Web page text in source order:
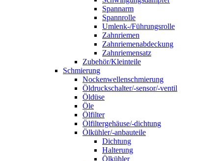
Spannarm
Spannrolle
Umlenk-/Führungsrolle
Zahnriemen
Zahnriemenabdeckung
Zahnriemensatz
Zubehör/Kleinteile
Schmierung
Nockenwellenschmierung
Öldruckschalter/-sensor/-ventil
Öldüse
Öle
Ölfilter
Ölfiltergehäuse/-dichtung
Ölkühler/-anbauteile
Dichtung
Halterung
Ölkühler